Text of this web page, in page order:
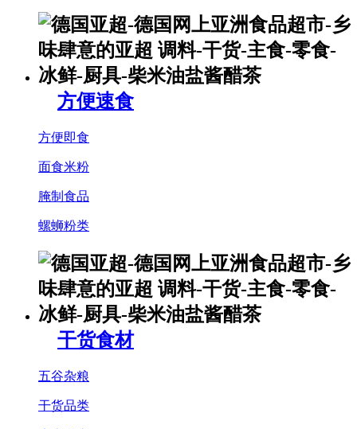
方便速食
方便即食
面食米粉
腌制食品
螺蛳粉类
干货食材
五谷杂粮
干货品类